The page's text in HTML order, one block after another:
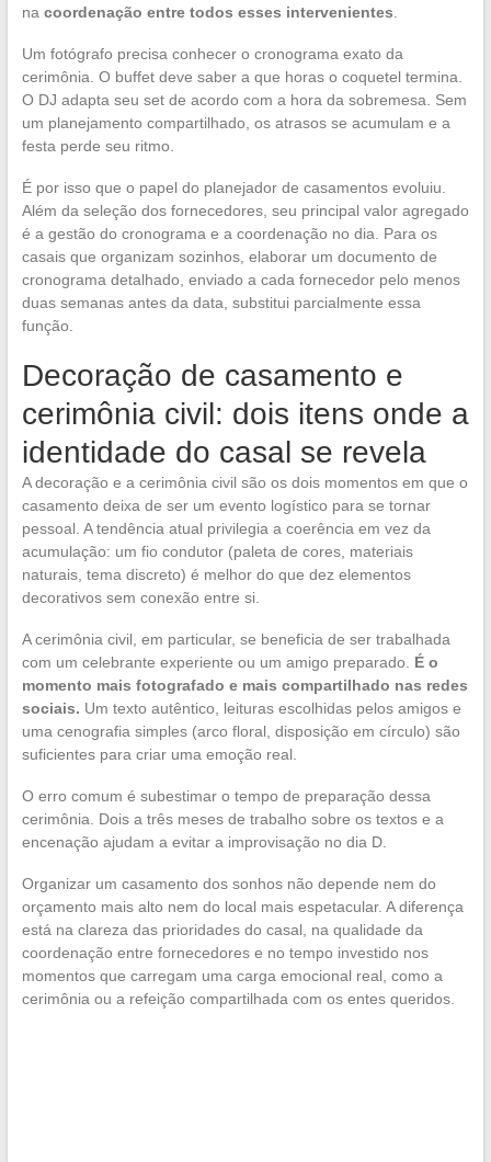
na coordenação entre todos esses intervenientes.
Um fotógrafo precisa conhecer o cronograma exato da
cerimônia. O buffet deve saber a que horas o coquetel termina.
O DJ adapta seu set de acordo com a hora da sobremesa. Sem
um planejamento compartilhado, os atrasos se acumulam e a
festa perde seu ritmo.
É por isso que o papel do planejador de casamentos evoluiu.
Além da seleção dos fornecedores, seu principal valor agregado
é a gestão do cronograma e a coordenação no dia. Para os
casais que organizam sozinhos, elaborar um documento de
cronograma detalhado, enviado a cada fornecedor pelo menos
duas semanas antes da data, substitui parcialmente essa
função.
Decoração de casamento e
cerimônia civil: dois itens onde a
identidade do casal se revela
A decoração e a cerimônia civil são os dois momentos em que o
casamento deixa de ser um evento logístico para se tornar
pessoal. A tendência atual privilegia a coerência em vez da
acumulação: um fio condutor (paleta de cores, materiais
naturais, tema discreto) é melhor do que dez elementos
decorativos sem conexão entre si.
A cerimônia civil, em particular, se beneficia de ser trabalhada
com um celebrante experiente ou um amigo preparado. É o
momento mais fotografado e mais compartilhado nas redes
sociais. Um texto autêntico, leituras escolhidas pelos amigos e
uma cenografia simples (arco floral, disposição em círculo) são
suficientes para criar uma emoção real.
O erro comum é subestimar o tempo de preparação dessa
cerimônia. Dois a três meses de trabalho sobre os textos e a
encenação ajudam a evitar a improvisação no dia D.
Organizar um casamento dos sonhos não depende nem do
orçamento mais alto nem do local mais espetacular. A diferença
está na clareza das prioridades do casal, na qualidade da
coordenação entre fornecedores e no tempo investido nos
momentos que carregam uma carga emocional real, como a
cerimônia ou a refeição compartilhada com os entes queridos.